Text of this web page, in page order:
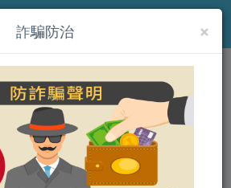
MENU
水城堡民宿
稱：雲山水城堡民宿
一編號：72899192
民宿 花蓮縣2239號
×
詐騙防治